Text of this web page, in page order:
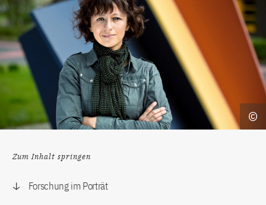
Zum Inhalt springen
Forschung im Porträt